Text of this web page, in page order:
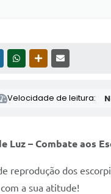
TWITTERWHATSAPPOUTRAS MÍDIAS
Velocidade de leitura:
Luz – Combate aos
reprodução dos
a sua atitude!